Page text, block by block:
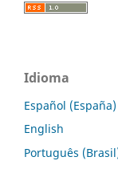
Idioma
Español (España)
English
Português